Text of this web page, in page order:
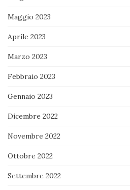
Maggio 2023
Aprile 2023
Marzo 2023
Febbraio 2023
Gennaio 2023
Dicembre 2022
Novembre 2022
Ottobre 2022
Settembre 2022